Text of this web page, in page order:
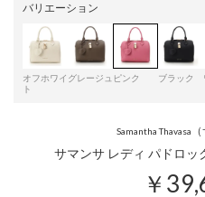
バリエーション
オフホワイ
ト
グレージュ ピンク ブラック
Samantha Thavasa
サマンサ レディ パドロッ
￥